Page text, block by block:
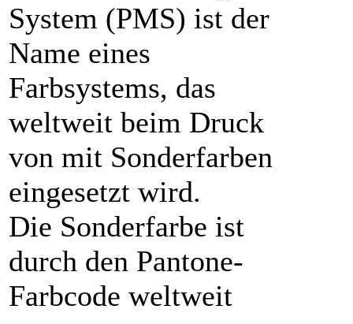
System (PMS) ist der
Name eines
Farbsystems, das
weltweit beim Druck
von mit Sonderfarben
eingesetzt wird.
Die Sonderfarbe ist
durch den Pantone-
Farbcode weltweit